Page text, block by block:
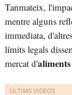
Tanmateix,
mentre alguns
immediata,
límits legals
mercat d'aliments